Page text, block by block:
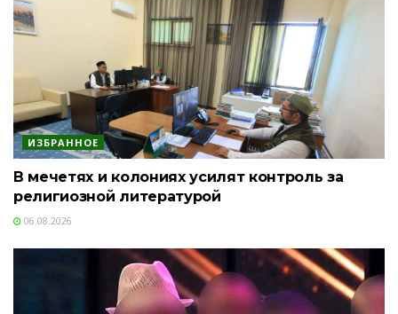
ИЗБРАННОЕ
В мечетях и колониях усилят контроль за
религиозной литературой
06.08.2026